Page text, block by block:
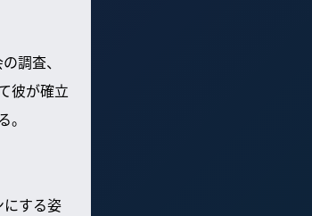
調査、
彼が確立
する姿